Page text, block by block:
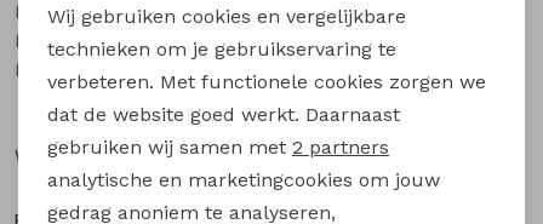
Leverancierscode
502968A Z10639
Bestelcode
231000191
Kleur
Blauw licht
Winkelvoorraad
Analytische cookies
Marketing cookies
Wij gebruiken cookies en vergelijkbare
technieken om je gebruikservaring te
verbeteren. Met functionele cookies zorgen we
dat de website goed werkt. Daarnaast
gebruiken wij samen met 2 partners
analytische en marketingcookies om jouw
gedrag anoniem te analyseren,